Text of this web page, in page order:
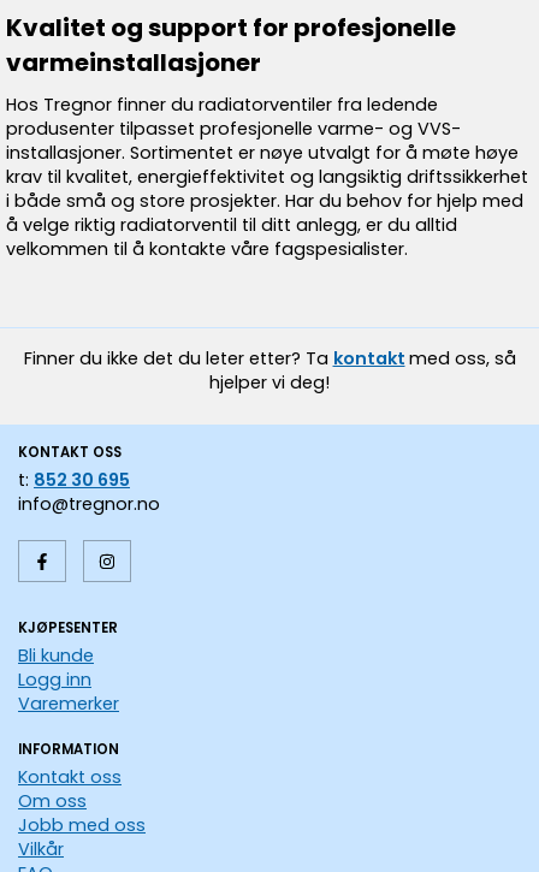
Kvalitet og support for profesjonelle
varmeinstallasjoner
Hos Tregnor finner du radiatorventiler fra ledende
produsenter tilpasset profesjonelle varme- og VVS-
installasjoner. Sortimentet er nøye utvalgt for å møte høye
krav til kvalitet, energieffektivitet og langsiktig driftssikkerhet
i både små og store prosjekter. Har du behov for hjelp med
å velge riktig radiatorventil til ditt anlegg, er du alltid
velkommen til å kontakte våre fagspesialister.
Finner du ikke det du leter etter? Ta kontakt med oss, så
hjelper vi deg!
KONTAKT OSS
t: 852 30 695
info@tregnor.no
KJØPESENTER
Bli kunde
Logg inn
Varemerker
INFORMATION
Kontakt oss
Om oss
Jobb med oss
Vilkår